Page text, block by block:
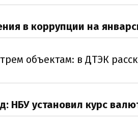
в коррупции на
объектам: в ДТЭК
НБУ установил курс